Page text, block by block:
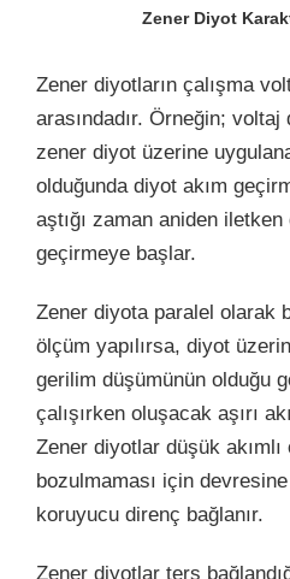
Zener Diyot
Zener diyotların çalışma
arasındadır. Örneğin;
zener diyot üzerine
olduğunda diyot akım
aştığı zaman aniden
geçirmeye başlar.
Zener diyota paralel olarak
ölçüm yapılırsa, diyot
gerilim düşümünün olduğu
çalışırken oluşacak aşırı
Zener diyotlar düşük akımlı
bozulmaması için
koruyucu direnç bağlanır.
Zener diyotlar ters